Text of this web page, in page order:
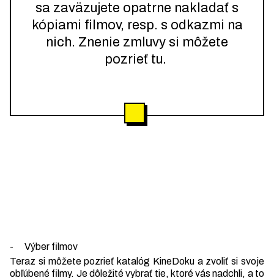
sa zaväzujete opatrne nakladať s
kópiami filmov, resp. s odkazmi na
nich. Znenie zmluvy si môžete
pozrieť tu.
- Výber filmov
Teraz si môžete pozrieť katalóg KineDoku a zvoliť si svoje
obľúbené filmy. Je dôležité vybrať tie, ktoré vás nadchli, a to